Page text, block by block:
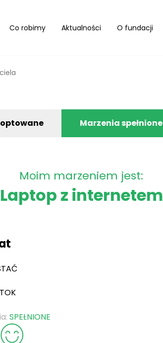
Co robimy Aktualności O fundacji
Marzenia spełnione
Moim marzeniem jest:
Laptop z internetem
SPEŁNIONE